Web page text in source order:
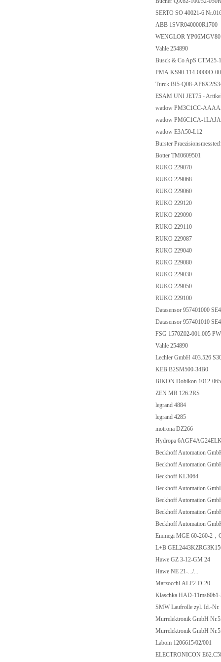
SERTO SO 40021-6
ABB 1SVR040000R1700
WENGLOR
Vahle 254890
Busck & Co ApS CTM25-
PMA KS90-114-0000D-
Turck BI5-Q08-AP6X2/
ESAM UNI JET75 -
watlow PM3C1CC-
watlow PM6C1CA-
watlow E3A50-L12
Burster
Botter TM0609501
RUKO 229070
RUKO 229068
RUKO 229060
RUKO 229120
RUKO 229090
RUKO 229110
RUKO 229087
RUKO 229040
RUKO 229080
RUKO 229030
RUKO 229050
RUKO 229100
Datasensor 957401000
Datasensor 957401010
FSG 1570Z02-001.005
Vahle 254890
Lechler GmbH 403.526
KEB B2SM500-34B0
BIKON Dobikon 1012-
ZEN MR 126.2RS
legrand 4884
legrand 4285
motrona DZ266
Hydropa
Beckhoff Automation
Beckhoff Automation
Beckhoff KL3064
Beckhoff Automation
Beckhoff Automation
Beckhoff Automation
Beckhoff Automation
Emmegi MGE 60-260-2，
L+B
Hawe GZ 3-12-GM 24
Hawe NE 21-.../...
Marzocchi ALP2-D-20
Klaschka HAD-
SMW Laufrolle zyl. Id.-
Murrelektronik GmbH
Murrelektronik GmbH
Labom 1206615/02/001
ELECTRONICON